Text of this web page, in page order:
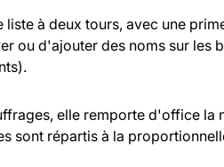
à deux tours, avec une
ou d'ajouter des noms sur les
elle remporte d'office la
sont répartis à la